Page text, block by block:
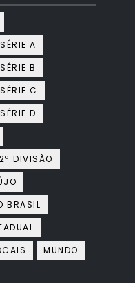
A
B
C
D
DIVISÃO
BRASIL
MUNDO